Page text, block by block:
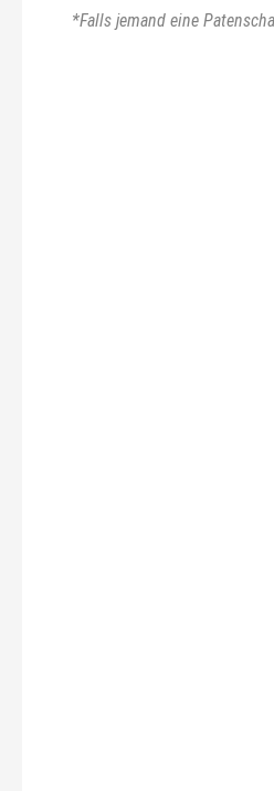
*Falls jemand eine